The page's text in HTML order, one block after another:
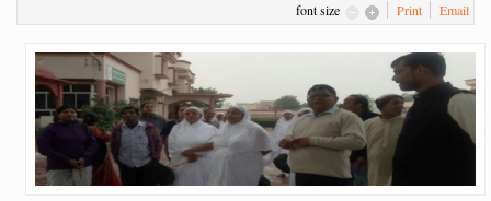
font size Print Email